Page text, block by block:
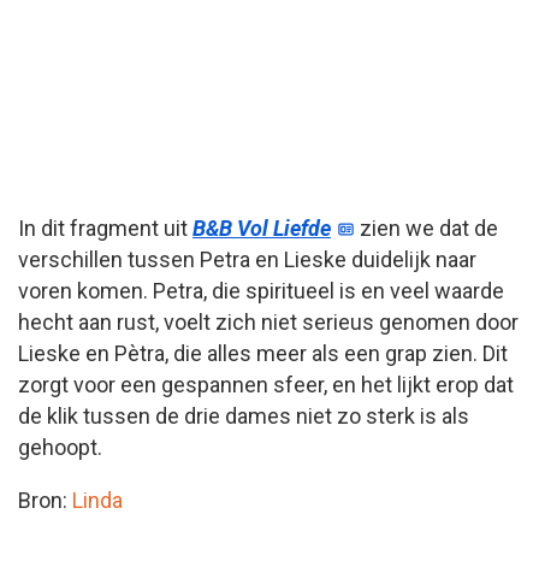
In dit fragment uitB&B Vol Liefde
zien we dat de
verschillen tussen Petra en Lieske duidelijk naar
voren komen. Petra, die spiritueel is en veel waarde
hecht aan rust, voelt zich niet serieus genomen door
Lieske en Pètra, die alles meer als een grap zien. Dit
zorgt voor een gespannen sfeer, en het lijkt erop dat
de klik tussen de drie dames niet zo sterk is als
gehoopt.
Bron: Linda